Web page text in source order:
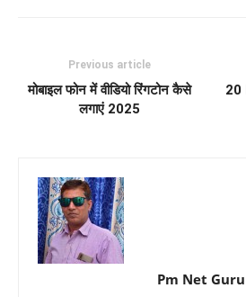
Previous article
मोबाइल फोन में वीडियो रिंगटोन कैसे
लगाएं 2025
20
Pm Net Guru